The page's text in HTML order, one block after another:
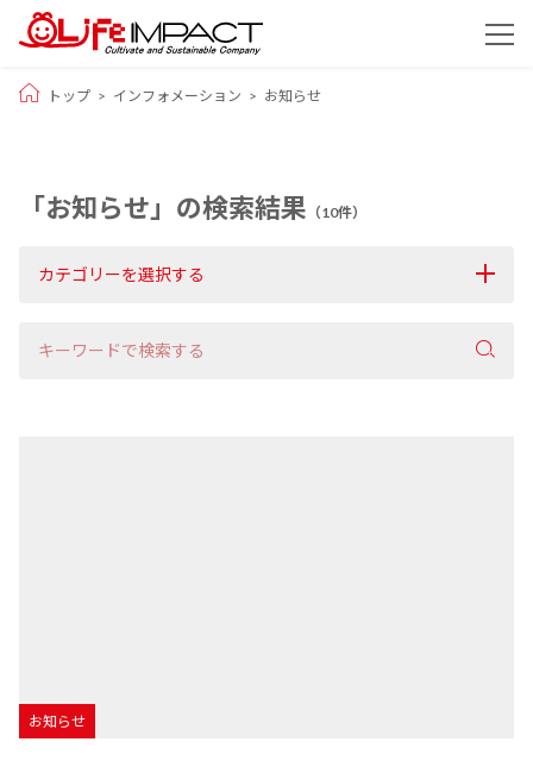
サービスの特長
Youtubeチャンネル
トップ インフォメーション お知らせ
「お知らせ」の検索結果 （10件）
カテゴリーを選択する
お知らせ